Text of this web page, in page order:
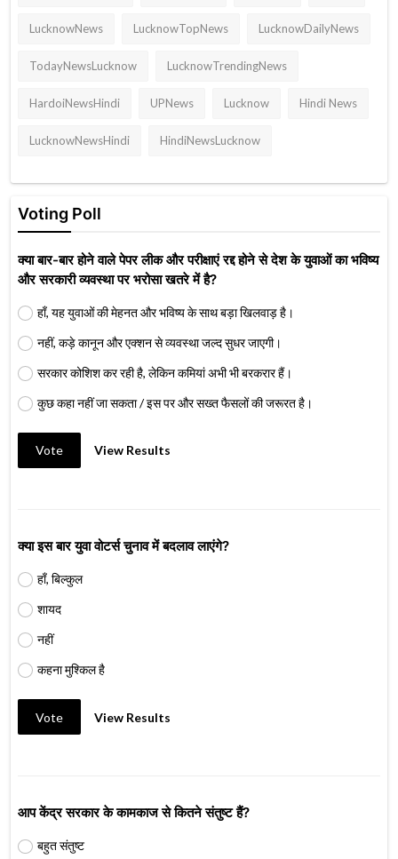
LucknowNews LucknowTopNews LucknowDailyNews
TodayNewsLucknow LucknowTrendingNews
HardoiNewsHindi UPNews Lucknow Hindi News
LucknowNewsHindi HindiNewsLucknow
Voting Poll
क्या बार-बार होने वाले पेपर लीक और परीक्षाएं रद्द होने से देश के युवाओं का भविष्य
और सरकारी व्यवस्था पर भरोसा खतरे में है?
हाँ, यह युवाओं की मेहनत और भविष्य के साथ बड़ा खिलवाड़ है।
नहीं, कड़े कानून और एक्शन से व्यवस्था जल्द सुधर जाएगी।
सरकार कोशिश कर रही है, लेकिन कमियां अभी भी बरकरार हैं।
कुछ कहा नहीं जा सकता / इस पर और सख्त फैसलों की जरूरत है।
Vote View Results
क्या इस बार युवा वोटर्स चुनाव में बदलाव लाएंगे?
हाँ, बिल्कुल
शायद
नहीं
कहना मुश्किल है
Vote View Results
आप केंद्र सरकार के कामकाज से कितने संतुष्ट हैं?
बहुत संतुष्ट